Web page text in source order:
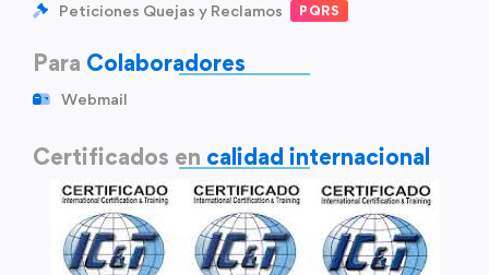
Peticiones Quejas y Reclamos
PQRS
Para Colaboradores
Webmail
Certificados en calidad internacional